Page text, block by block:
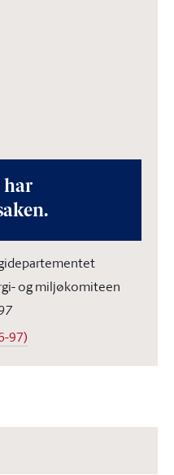
har
og miljøkomiteen
97)